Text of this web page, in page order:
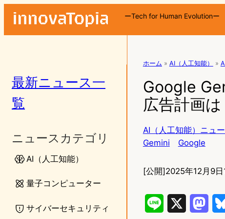
ーTech for Human Evolutionー
最新ニュース一
覧
ニュースカテゴリ
AI（人工知能）
量子コンピューター
サイバーセキュリティ
ホーム » AI（人工知能） »
Google
広告計画は
AI（人工知能）ニュ
Gemini
Google
[公開]2025年12月9日